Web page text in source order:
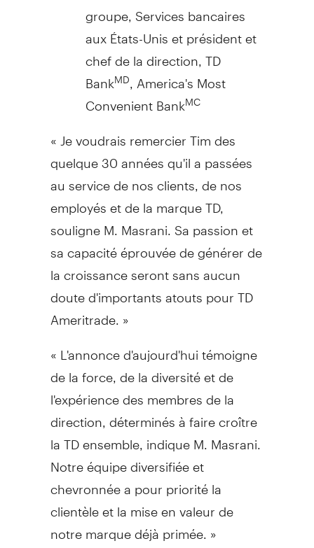
groupe, Services bancaires
aux États-Unis et président et
chef de la direction, TD
BankMD , America's Most
Convenient BankMC
« Je voudrais remercier Tim des
quelque 30 années qu'il a passées
au service de nos clients, de nos
employés et de la marque TD,
souligne M. Masrani. Sa passion et
sa capacité éprouvée de générer de
la croissance seront sans aucun
doute d'importants atouts pour TD
Ameritrade. »
« L'annonce d'aujourd'hui témoigne
de la force, de la diversité et de
l'expérience des membres de la
direction, déterminés à faire croître
la TD ensemble, indique M. Masrani.
Notre équipe diversifiée et
chevronnée a pour priorité la
clientèle et la mise en valeur de
notre marque déjà primée. »